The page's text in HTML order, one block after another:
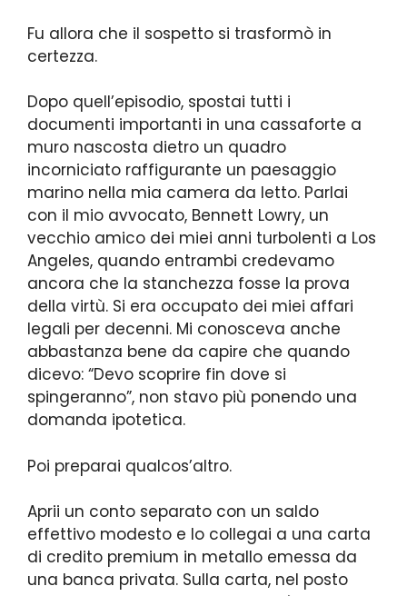
Fu allora che il sospetto si trasformò in
certezza.
Dopo quell’episodio, spostai tutti i
documenti importanti in una cassaforte a
muro nascosta dietro un quadro
incorniciato raffigurante un paesaggio
marino nella mia camera da letto. Parlai
con il mio avvocato, Bennett Lowry, un
vecchio amico dei miei anni turbolenti a Los
Angeles, quando entrambi credevamo
ancora che la stanchezza fosse la prova
della virtù. Si era occupato dei miei affari
legali per decenni. Mi conosceva anche
abbastanza bene da capire che quando
dicevo: “Devo scoprire fin dove si
spingeranno”, non stavo più ponendo una
domanda ipotetica.
Poi preparai qualcos’altro.
Aprii un conto separato con un saldo
effettivo modesto e lo collegai a una carta
di credito premium in metallo emessa da
una banca privata. Sulla carta, nel posto